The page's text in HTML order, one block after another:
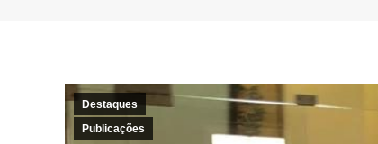
Destaques
Publicações